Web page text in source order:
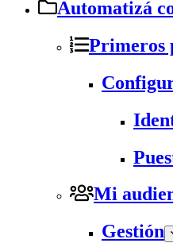
Automatizá
Primeros
Mi
Gestión